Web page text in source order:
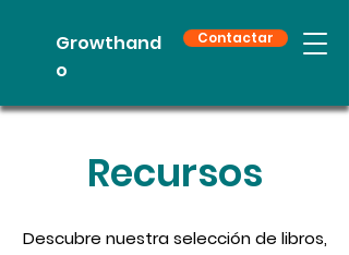
Growthand
o
Contactar
Recursos
Descubre nuestra selección de libros,